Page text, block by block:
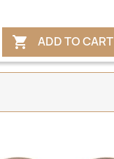
 ADD TO CART